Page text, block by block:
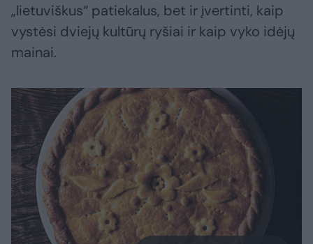
„lietuviškus“ patiekalus, bet ir įvertinti, kaip
vystėsi dviejų kultūrų ryšiai ir kaip vyko idėjų
mainai.